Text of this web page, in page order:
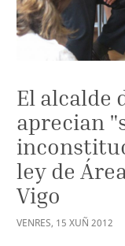
El alcalde
aprecian
ley de
Vigo
VENRES, 15 XUÑ 2012